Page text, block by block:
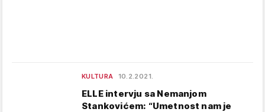
KULTURA 10.2.2021.
ELLE intervju sa Nemanjom
Stankovićem: “Umetnost nam je